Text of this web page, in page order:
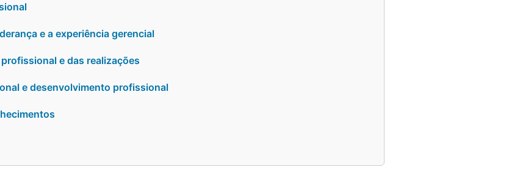
e a experiência gerencial
e das realizações
e desenvolvimento profissional